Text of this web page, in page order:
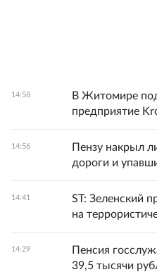
14:58
В Житомире
предприятие
14:56
Пензу накрыл
дороги и
14:41
ST: Зеленский
на
14:29
Пенсия
39,5 тысячи